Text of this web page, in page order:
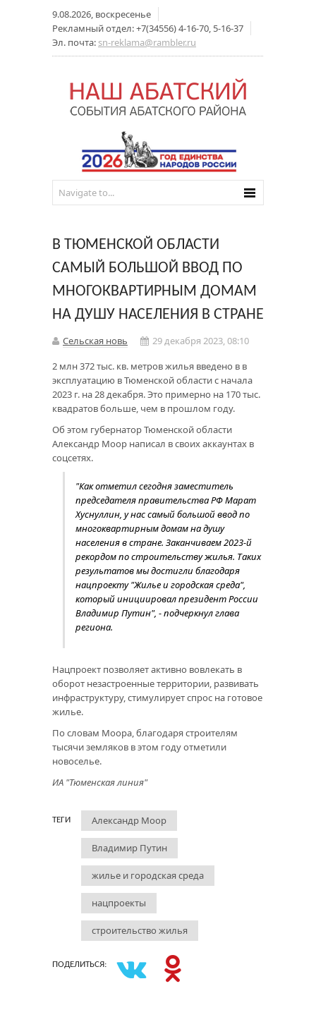
9.08.2026, воскресенье
Рекламный отдел: +7(34556) 4-16-70, 5-16-37
Эл. почта: sn-reklama@rambler.ru
В ТЮМЕНСКОЙ ОБЛАСТИ
САМЫЙ БОЛЬШОЙ ВВОД ПО
МНОГОКВАРТИРНЫМ ДОМАМ
НА ДУШУ НАСЕЛЕНИЯ В СТРАНЕ
Сельская новь
29 декабря 2023, 08:10
2 млн 372 тыс. кв. метров жилья введено в в
эксплуатацию в Тюменской области с начала
2023 г. на 28 декабря. Это примерно на 170 тыс.
квадратов больше, чем в прошлом году.
Об этом губернатор Тюменской области
Александр Моор написал в своих аккаунтах в
соцсетях.
"Как отметил сегодня заместитель
председателя правительства РФ Марат
Хуснуллин, у нас самый большой ввод по
многоквартирным домам на душу
населения в стране. Заканчиваем 2023-й
рекордом по строительству жилья. Таких
результатов мы достигли благодаря
нацпроекту "Жилье и городская среда",
который инициировал президент России
Владимир Путин", - подчеркнул глава
региона.
Нацпроект позволяет активно вовлекать в
оборот незастроенные территории, развивать
инфраструктуру, стимулирует спрос на готовое
жилье.
По словам Моора, благодаря строителям
тысячи земляков в этом году отметили
новоселье.
ИА "Тюменская линия"
ТЕГИ Александр Моор
Владимир Путин
жилье и городская среда
нацпроекты
строительство жилья
ПОДЕЛИТЬСЯ: